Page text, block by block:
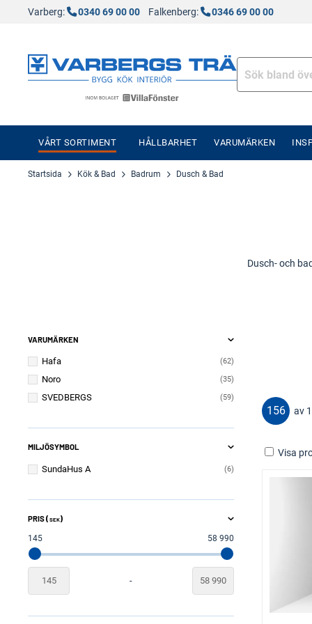
Varberg: 0340 69 00 00 Falkenberg: 0346 69 00 00
VÅRT SORTIMENT HÅLLBARHET VARUMÄRKEN
Startsida Kök & Bad Badrum Dusch & Bad
Dusch- och
VARUMÄRKEN
62
Hafa
35
Noro
59
SVEDBERGS
MILJÖSYMBOL
6
SundaHus A
PRIS ( SEK)
145 58 990
-
156 av
Visa